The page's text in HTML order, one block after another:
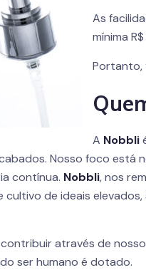
As
mínima
Portanto,
A Nobbli
Nosso foco está
contínua. Nobbli, nos
cultivo de ideais
através de
ser humano é dotado.